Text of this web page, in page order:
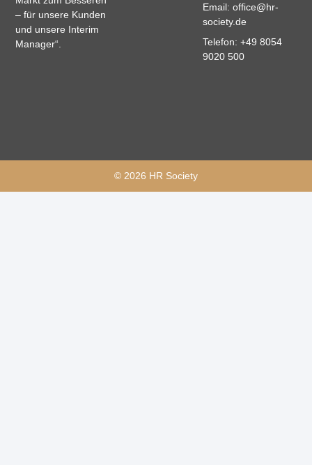
– für unsere Kunden
und unsere Interim
Manager“.
Email: office@hr-
society.de
Telefon: +49 8054
9020 500
© 2026 HR Society